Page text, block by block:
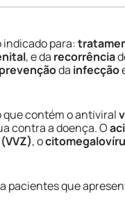
para:
, e da recorrência
prevençãoda infecção
contém o antiviral
contra a doença. O
, o
pacientes que